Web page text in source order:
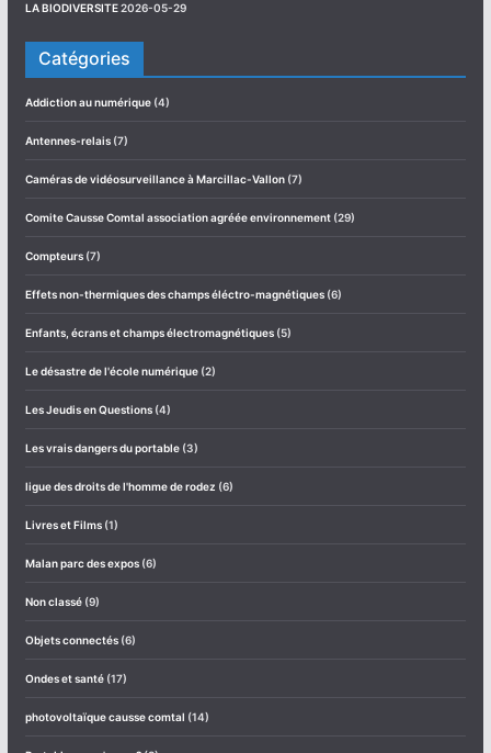
LA BIODIVERSITE2026-05-29
Catégories
Addiction au numérique(4)
Antennes-relais(7)
Caméras de vidéosurveillance à Marcillac-Vallon(7)
Comite Causse Comtal association agréée environnement(29)
Compteurs(7)
Effets non-thermiques des champs éléctro-magnétiques(6)
Enfants, écrans et champs électromagnétiques(5)
Le désastre de l'école numérique(2)
Les Jeudis en Questions(4)
Les vrais dangers du portable(3)
ligue des droits de l'homme de rodez (6)
Livres et Films(1)
Malan parc des expos(6)
Non classé(9)
Objets connectés(6)
Ondes et ​santé(17)
photovoltaïque causse comtal (14)